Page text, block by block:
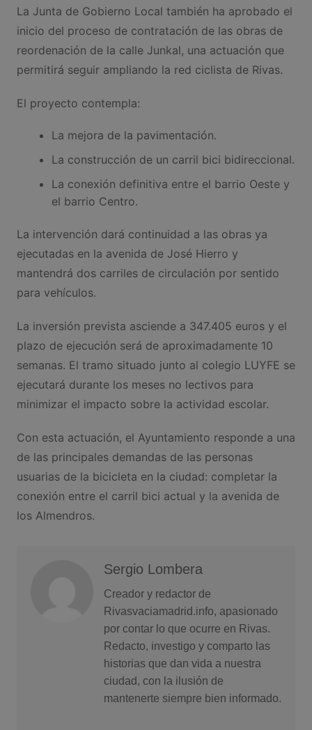
La Junta de Gobierno Local también ha aprobado el
inicio del proceso de contratación de las obras de
reordenación de la calle Junkal, una actuación que
permitirá seguir ampliando la red ciclista de Rivas.
El proyecto contempla:
La mejora de la pavimentación.
La construcción de un carril bici bidireccional.
La conexión definitiva entre el barrio Oeste y
el barrio Centro.
La intervención dará continuidad a las obras ya
ejecutadas en la avenida de José Hierro y
mantendrá dos carriles de circulación por sentido
para vehículos.
La inversión prevista asciende a 347.405 euros y el
plazo de ejecución será de aproximadamente 10
semanas. El tramo situado junto al colegio LUYFE se
ejecutará durante los meses no lectivos para
minimizar el impacto sobre la actividad escolar.
Con esta actuación, el Ayuntamiento responde a una
de las principales demandas de las personas
usuarias de la bicicleta en la ciudad: completar la
conexión entre el carril bici actual y la avenida de
los Almendros.
Sergio Lombera
Creador y redactor de
Rivasvaciamadrid.info, apasionado
por contar lo que ocurre en Rivas.
Redacto, investigo y comparto las
historias que dan vida a nuestra
ciudad, con la ilusión de
mantenerte siempre bien informado.